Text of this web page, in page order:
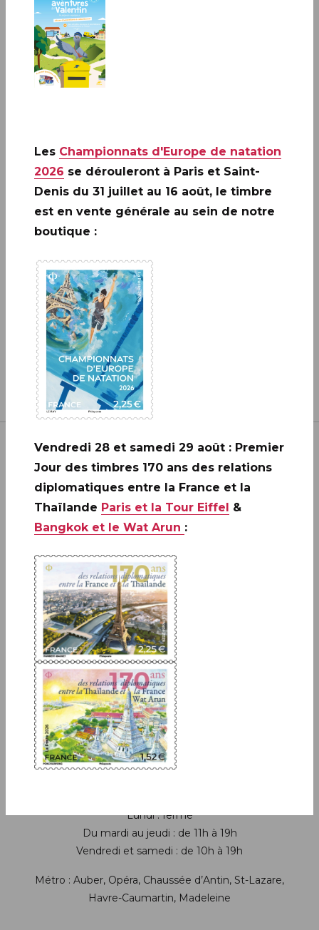
A ne pas rater: 20 ANS DE LA
CRÉATION DE PHILAPOSTE
2006 - 2026 / BLOC
EN SAVOIR PLUS
Inscrivez-vous à notre newsletter
JE M'ABONNE
Boutique
13 bis rue des Mathurins 75009 Paris
+33(0)1 42 93 86 84
(appel non surtaxé)
contact.lecarredencre@laposte.fr
Suivez-nous sur les réseaux
Lundi : fermé
Du mardi au jeudi : de 11h à 19h
Vendredi et samedi : de 10h à 19h
Métro : Auber, Opéra, Chaussée d’Antin, St-Lazare,
Havre-Caumartin, Madeleine
Les Championnats d'Europe de natation
2026 se dérouleront à Paris et Saint-
Denis du 31 juillet au 16 août, le timbre
est en vente générale au sein de notre
boutique :
Vendredi 28 et samedi 29 août : Premier
Jour des timbres 170 ans des relations
diplomatiques entre la France et la
Thaïlande Paris et la Tour Eiffel &
Bangkok et le Wat Arun :